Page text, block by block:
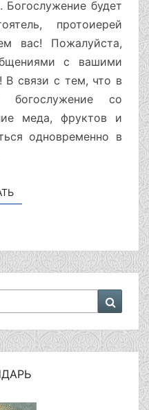
будет
протоиерей
вас! Пожалуйста,
с вашими
связи с тем, что в
богослужение со
меда, фруктов и
одновременно в
ЧИТАТЬ
Поиск